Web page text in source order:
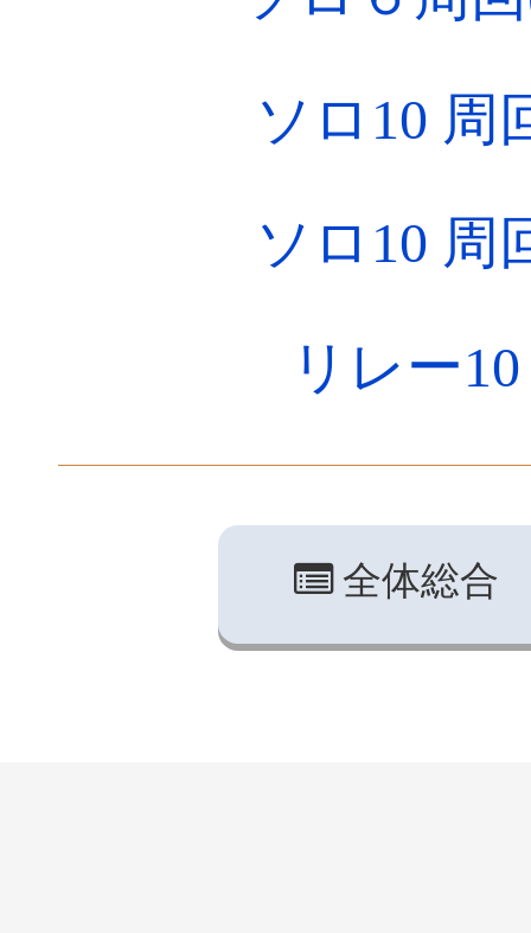
ソロ10 周
ソロ10 周
リレー
全体総合